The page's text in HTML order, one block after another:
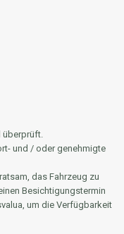
überprüft.
und / oder genehmigte
das Fahrzeug zu
Besichtigungstermin
um die Verfügbarkeit